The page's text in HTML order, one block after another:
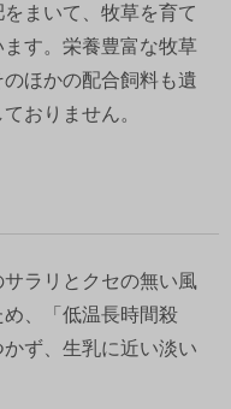
まいて、牧草を育て
す。栄養豊富な牧草
ほかの配合飼料も遺
おりません。
サラリとクセの無い風
、「低温長時間殺
ず、生乳に近い淡い